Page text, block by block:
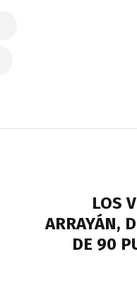
LOS
ARRAYÁN,
DE 90